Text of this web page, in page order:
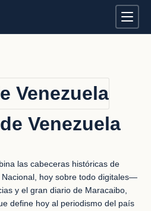
Venezuela
las cabeceras históricas de
hoy sobre todo digitales—
y el gran diario de Maracaibo,
define hoy al periodismo del país